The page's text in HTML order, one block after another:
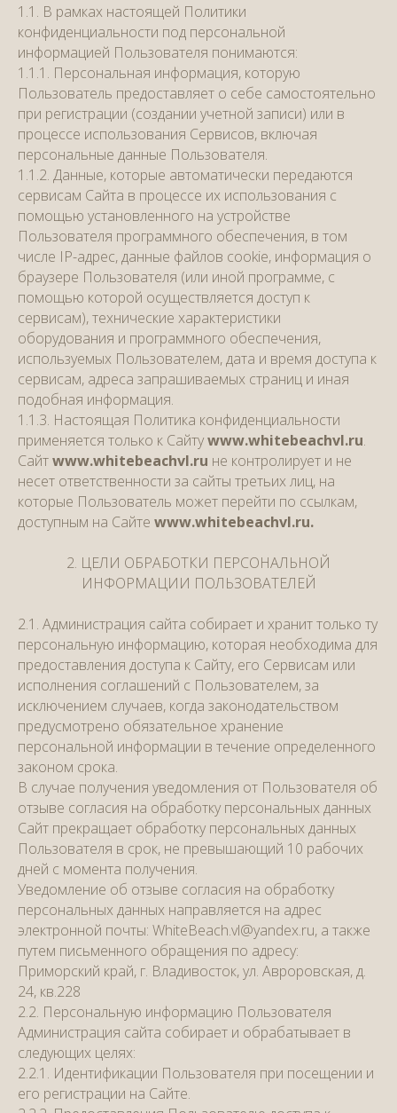
1.1. В рамках настоящей Политики
конфиденциальности под персональной
информацией Пользователя понимаются:
1.1.1. Персональная информация, которую
Пользователь предоставляет о себе самостоятельно
при регистрации (создании учетной записи) или в
процессе использования Сервисов, включая
персональные данные Пользователя.
1.1.2. Данные, которые автоматически передаются
сервисам Сайта в процессе их использования с
помощью установленного на устройстве
Пользователя программного обеспечения, в том
числе IP-адрес, данные файлов cookie, информация о
браузере Пользователя (или иной программе, с
помощью которой осуществляется доступ к
сервисам), технические характеристики
оборудования и программного обеспечения,
используемых Пользователем, дата и время доступа к
сервисам, адреса запрашиваемых страниц и иная
подобная информация.
1.1.3. Настоящая Политика конфиденциальности
применяется только к Сайтуwww.whitebeachvl.ru.
Сайтwww.whitebeachvl.ru не контролирует и не
несет ответственности за сайты третьих лиц, на
которые Пользователь может перейти по ссылкам,
доступным на Сайте www.whitebeachvl.ru.
2. ЦЕЛИ ОБРАБОТКИ ПЕРСОНАЛЬНОЙ
ИНФОРМАЦИИ ПОЛЬЗОВАТЕЛЕЙ
2.1. Администрация сайта собирает и хранит только ту
персональную информацию, которая необходима для
предоставления доступа к Сайту, его Сервисам или
исполнения соглашений с Пользователем, за
исключением случаев, когда законодательством
предусмотрено обязательное хранение
персональной информации в течение определенного
законом срока.
В случае получения уведомления от Пользователя об
отзыве согласия на обработку персональных данных
Сайт прекращает обработку персональных данных
Пользователя в срок, не превышающий 10 рабочих
дней с момента получения.
Уведомление об отзыве согласия на обработку
персональных данных направляется на адрес
электронной почты: WhiteBeach.vl@yandex.ru, а также
путем письменного обращения по адресу:
Приморский край, г. Владивосток, ул. Авроровская, д.
24, кв.228
2.2. Персональную информацию Пользователя
Администрация сайта собирает и обрабатывает в
следующих целях:
2.2.1. Идентификации Пользователя при посещении и
его регистрации на Сайте.